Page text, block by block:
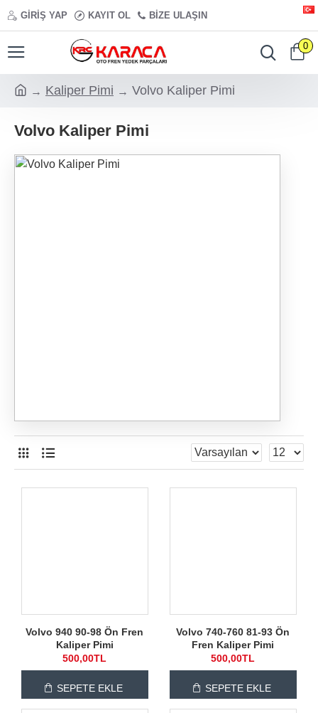
GIRIŞ YAP KAYIT OL BIZE ULAŞIN
0
Kaliper Pimi Volvo Kaliper Pimi
Volvo Kaliper Pimi
Volvo 940 90-98 Ön Fren
Kaliper Pimi
500,00TL
SEPETE EKLE
Volvo 740-760 81-93 Ön
Fren Kaliper Pimi
500,00TL
SEPETE EKLE